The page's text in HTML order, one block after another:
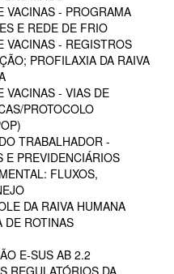
VACINAS - PROGRAMA
E REDE DE FRIO
VACINAS - REGISTROS
PROFILAXIA DA RAIVA
VACINAS - VIAS DE
PROTOCOLO
TRABALHADOR -
E PREVIDENCIÁRIOS
FLUXOS,
DA RAIVA HUMANA
DE ROTINAS
E-SUS AB 2.2
REGULATÓRIOS DA